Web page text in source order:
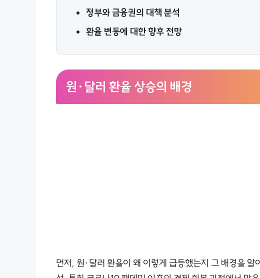
정부와 금융권의 대책 분석
환율 변동에 대한 향후 전망
원·달러 환율 상승의 배경
먼저, 원·달러 환율이 왜 이렇게 급등했는지 그 배경을